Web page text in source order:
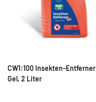
CW1:100 Insekten-Entferner
Gel, 2 Liter